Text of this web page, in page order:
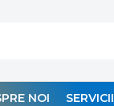
NOI SERVICII